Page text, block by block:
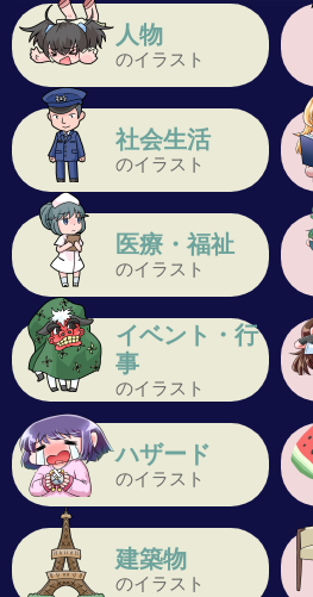
人物
のイラスト
社会生活
のイラスト
医療・福祉
のイラスト
イベント・行
事
のイラスト
ハザード
のイラスト
建築物
のイラスト